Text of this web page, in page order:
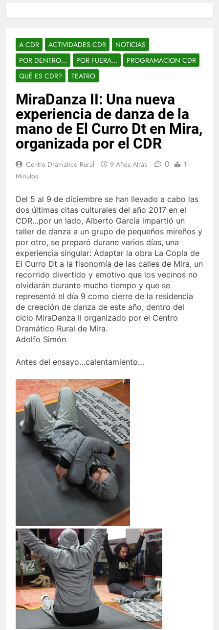
A CDR ACTIVIDADES CDR
NOTICIAS
POR DENTRO...
POR FUERA...
PROGRAMACION CDR
QUÉ ES CDR?
TEATRO
MiraDanza II: Una nueva
experiencia de danza de la
mano de El Curro Dt en Mira,
organizada por el CDR
Centro Dramatico Rural 9 Años Atrás 0
1
Minutos
Del 5 al 9 de diciembre se han llevado a cabo las
dos últimas citas culturales del año 2017 en el
CDR…por un lado, Alberto García impartió un
taller de danza a un grupo de pequeños mireños y
por otro, se preparó durane varios días, una
experiencia singular: Adaptar la obra La Copla de
El Curro Dt a la fisonomía de las calles de Mira, un
recorrido divertido y emotivo que los vecinos no
olvidarán durante mucho tiempo y que se
representó el día 9 como cierre de la residencia
de creación de danza de este año, dentro del
ciclo MiraDanza II organizado por el Centro
Dramático Rural de Mira.
Adolfo Simón
Antes del ensayo…calentamiento…